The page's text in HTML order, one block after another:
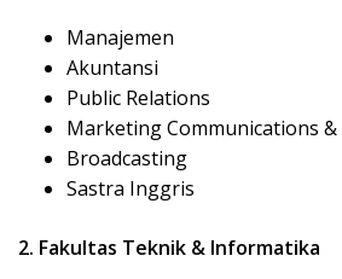
Manajemen
Akuntansi
Public Relations
Marketing Communications
Broadcasting
Sastra Inggris
2. Fakultas Teknik & Informatika